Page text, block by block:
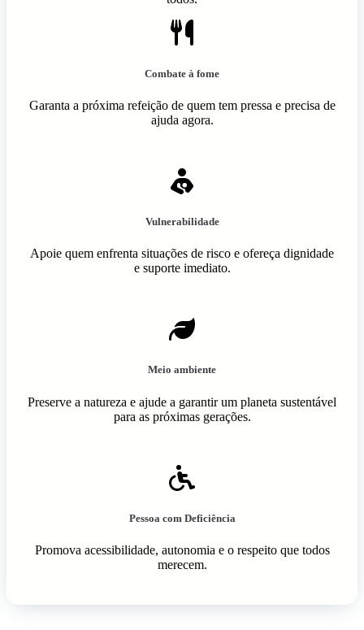
Combate à fome
Garanta a próxima refeição de quem tem pressa e precisa de
ajuda agora.
Vulnerabilidade
Apoie quem enfrenta situações de risco e ofereça dignidade
e suporte imediato.
Meio ambiente
Preserve a natureza e ajude a garantir um planeta sustentável
para as próximas gerações.
Pessoa com Deficiência
Promova acessibilidade, autonomia e o respeito que todos
merecem.